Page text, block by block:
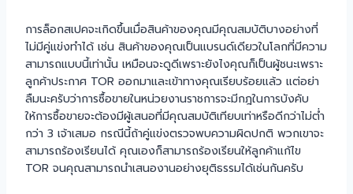
การล็อกสเปคจะเกิดขึ้นเมื่อสินค้าของคุณมีคุณสมบัติบางอย่างที่
ไม่มีคู่แข่งทำได้ เช่น สินค้าของคุณเป็นแบรนด์เดียวในโลกที่มีความ
สามารถแบบนี้เท่านั้น เหมือนจะดูดีเพราะยังไงคุณก็เป็นผู้ชนะเพราะ
ลูกค้าประกาศ TOR ออกมาและเข้าทางคุณเรียบร้อยแล้ว แต่อย่า
ลืมนะครับว่าการซื้อขายในหน่วยงานราชการจะมีกฎในการบังคับ
ให้การซื้อขายจะต้องมีผู้เสนอที่มีคุณสมบัติเทียบเท่าหรือดีกว่าไม่ต่ำ
กว่า 3 เจ้าเสมอ กรณีนี้ถ้าคู่แข่งตรวจพบความผิดปกติ พวกเขาจะ
สามารถร้องเรียนได้ คุณเองก็สามารถร้องเรียนให้ลูกค้าแก้ไข
TOR จนคุณสามารถนำเสนองานอย่างยุติธรรมได้เช่นกันครับ